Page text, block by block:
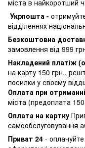
міста в найкоротший
Укрпошта -
відділеннях
Безкоштовна
замовлення від 999
Накладений платіж
на карту 150 грн.,
посилки у своєму
Оплата при отриманні
міста (предоплата
Оплата на картку
самообслуговування
Приват 24 -